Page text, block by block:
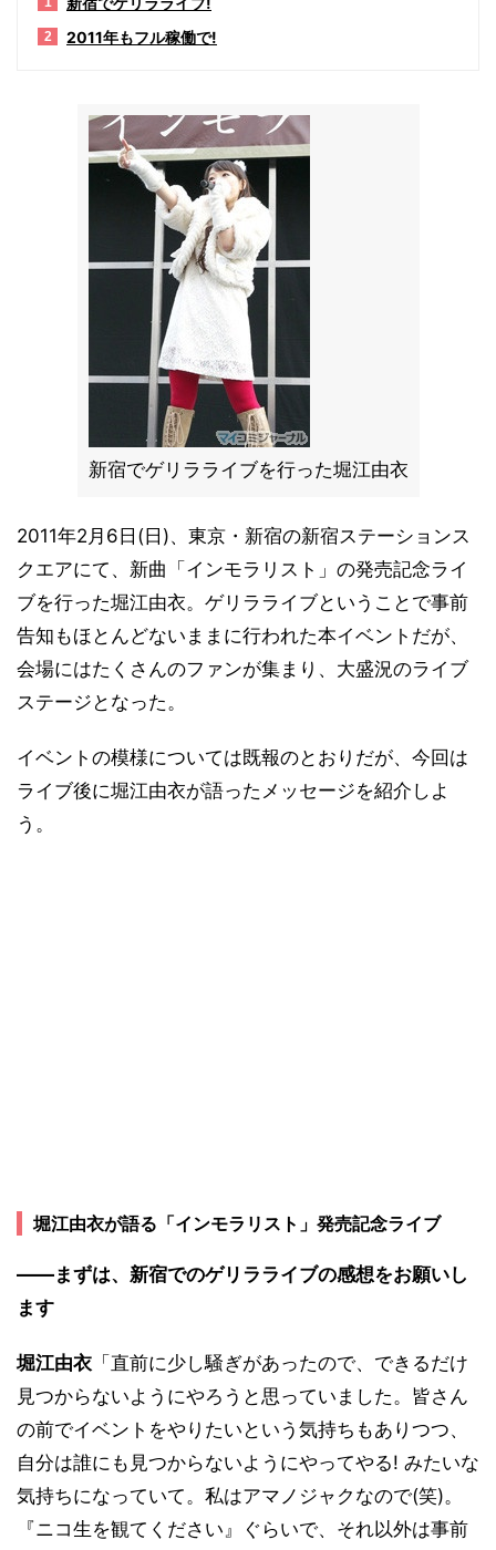
2 2011年もフル稼働で!
新宿でゲリラライブを行った堀江由衣
2011年2月6日(日)、東京・新宿の新宿ステーションス
クエアにて、新曲「インモラリスト」の発売記念ライ
ブを行った堀江由衣。ゲリラライブということで事前
告知もほとんどないままに行われた本イベントだが、
会場にはたくさんのファンが集まり、大盛況のライブ
ステージとなった。
イベントの模様については既報のとおりだが、今回は
ライブ後に堀江由衣が語ったメッセージを紹介しよ
う。
堀江由衣が語る「インモラリスト」発売記念ライブ
――まずは、新宿でのゲリラライブの感想をお願いし
ます
堀江由衣 「直前に少し騒ぎがあったので、できるだけ
見つからないようにやろうと思っていました。皆さん
の前でイベントをやりたいという気持ちもありつつ、
自分は誰にも見つからないようにやってやる! みたいな
気持ちになっていて。私はアマノジャクなので(笑)。
『ニコ生を観てください』ぐらいで、それ以外は事前